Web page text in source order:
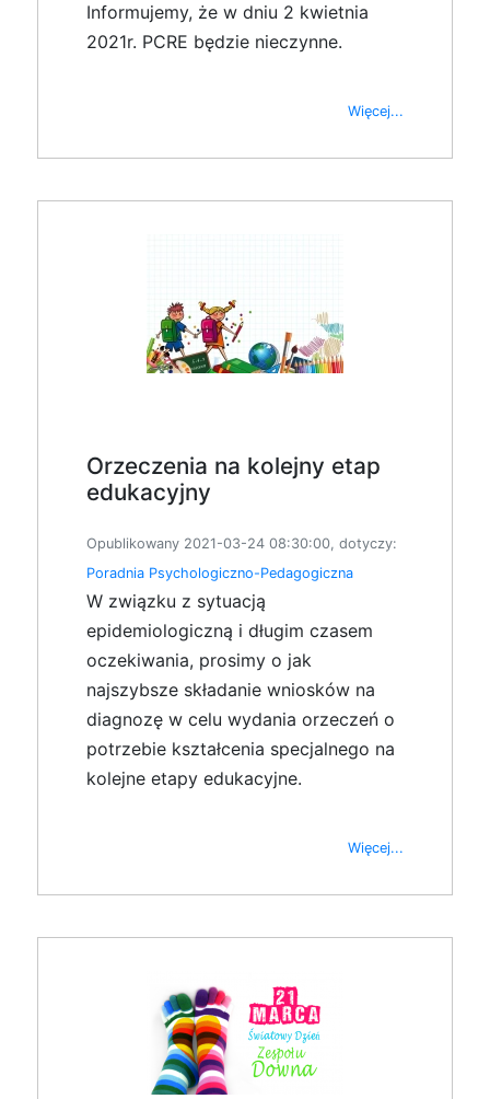
Informujemy, że w dniu 2 kwietnia
2021r. PCRE będzie nieczynne.
Więcej...
Orzeczenia na kolejny etap
edukacyjny
Opublikowany 2021-03-24 08:30:00, dotyczy:
Poradnia Psychologiczno-Pedagogiczna
W związku z sytuacją
epidemiologiczną i długim czasem
oczekiwania, prosimy o jak
najszybsze składanie wniosków na
diagnozę w celu wydania orzeczeń o
potrzebie kształcenia specjalnego na
kolejne etapy edukacyjne.
Więcej...